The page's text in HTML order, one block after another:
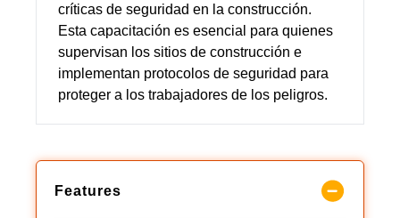
críticas de seguridad en la construcción.
Esta capacitación es esencial para quienes
supervisan los sitios de construcción e
implementan protocolos de seguridad para
proteger a los trabajadores de los peligros.
Features